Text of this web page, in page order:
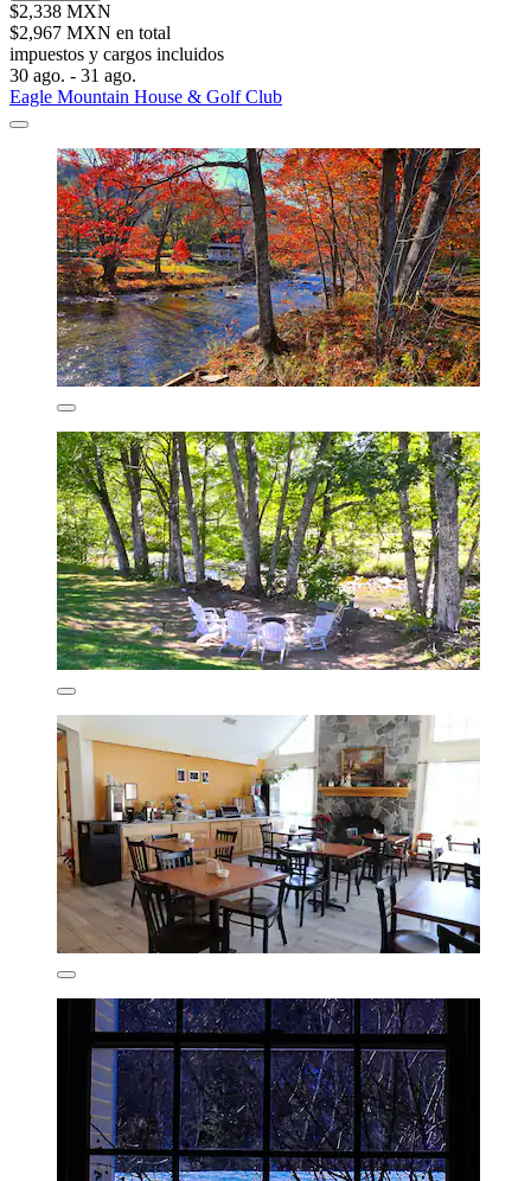
$2,338 MXN
$2,967 MXN en total
impuestos y cargos incluidos
30 ago. - 31 ago.
Eagle Mountain House & Golf Club